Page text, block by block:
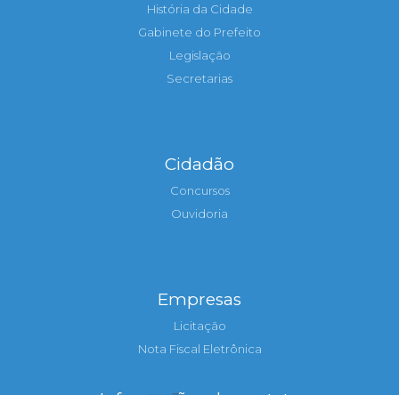
História da Cidade
Gabinete do Prefeito
Legislação
Secretarias
Cidadão
Concursos
Ouvidoria
Empresas
Licitação
Nota Fiscal Eletrônica